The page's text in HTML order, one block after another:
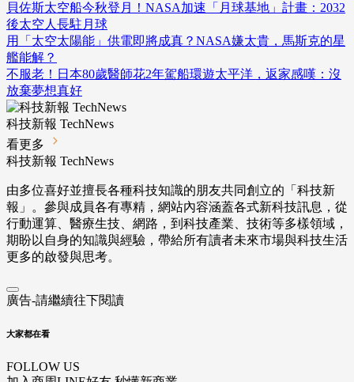
貝佐斯太空船今秋登月！NASA加速「月球基地」計畫：2032
後太空人長駐月球
用「太空太陽能」供電即將成真？NASA嫌太貴，馬斯克的星
艦能解？
不服老！日本80歲醫師花2年駕船環遊太平洋，返家感嘆：沒
放棄夢想真好
科技新報 TechNews
看更多
科技新報 TechNews
由多位喜好並擅長各種科技知識的朋友共同創立的「科技新
報」。參與成員各有專精，網站內容涵蓋各式新科技訊息，從
行動運算、醫療生技、網路，到科技產業、技術等多樣領域，
期盼以自身的知識與經驗，帶給所有讀者未來市場與科技生活
更多的啟發與思考。
廣告-請繼續往下閱讀
大家都在看
FOLLOW US